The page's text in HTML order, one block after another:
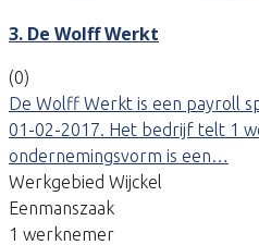
3. De Wolff Werkt
(0)
De Wolff Werkt is een payroll
01-02-2017. Het bedrijf telt 1
ondernemingsvorm is een…
Werkgebied Wijckel
Eenmanszaak
1 werknemer